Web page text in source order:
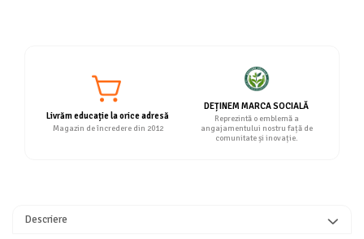
Livrăm educație la orice adresă
Magazin de încredere din 2012
DEȚINEM MARCA SOCIALĂ
Reprezintă o emblemă a
angajamentului nostru față de
comunitate și inovație.
Descriere